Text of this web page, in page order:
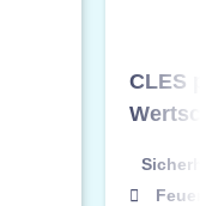
CLES